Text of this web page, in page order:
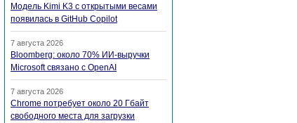
Модель Kimi K3 с открытыми весами
появилась в GitHub Copilot
7 августа 2026
Bloomberg: около 70% ИИ-выручки
Microsoft связано с OpenAI
7 августа 2026
Chrome потребует около 20 Гбайт
свободного места для загрузки